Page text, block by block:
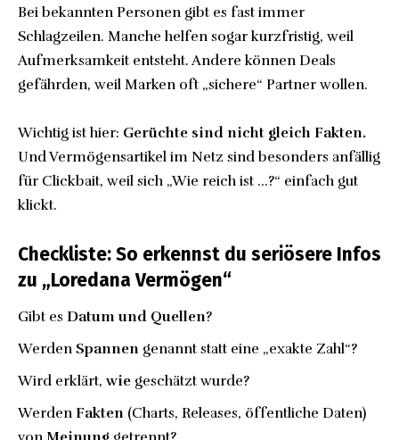
Bei bekannten Personen gibt es fast immer
Schlagzeilen. Manche helfen sogar kurzfristig, weil
Aufmerksamkeit entsteht. Andere können Deals
gefährden, weil Marken oft „sichere“ Partner wollen.
Wichtig ist hier: Gerüchte sind nicht gleich Fakten.
Und Vermögensartikel im Netz sind besonders anfällig
für Clickbait, weil sich „Wie reich ist …?“ einfach gut
klickt.
Checkliste: So erkennst du seriösere Infos
zu „Loredana Vermögen“
Gibt es Datum und Quellen?
Werden Spannen genannt statt eine „exakte Zahl“?
Wird erklärt, wie geschätzt wurde?
Werden Fakten (Charts, Releases, öffentliche Daten)